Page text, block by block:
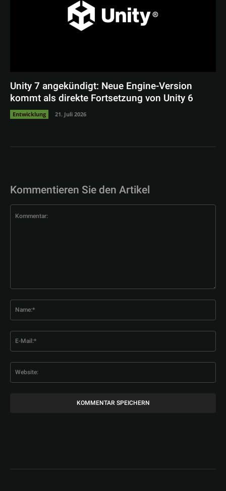
Unity 7 angekündigt: Neue Engine-Version
kommt als direkte Fortsetzung von Unity 6
Entwicklung 21. Juli 2026
Kommentieren Sie den Artikel